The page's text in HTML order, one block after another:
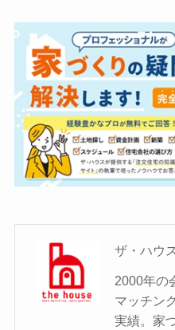
ザ・ハウス
2000年の
マッチン
実績。家